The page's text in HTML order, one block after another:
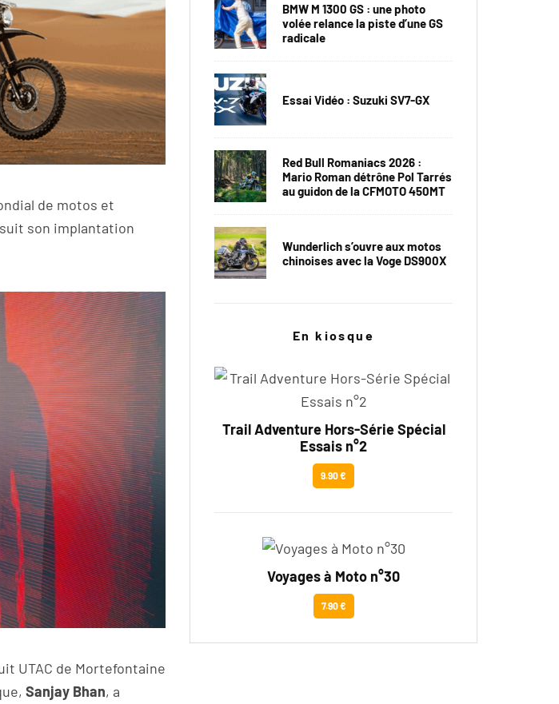
de motos et
son implantation
UTAC de Mortefontaine
Sanjay Bhan, a
BMW M 1300 GS : une photo
volée relance la piste d’une GS
radicale
Essai Vidéo : Suzuki SV7-GX
Red Bull Romaniacs 2026 :
Mario Roman détrône Pol Tarrés
au guidon de la CFMOTO 450MT
Wunderlich s’ouvre aux motos
chinoises avec la Voge DS900X
En kiosque
Trail Adventure Hors-Série Spécial
Essais n°2
9.90 €
Voyages à Moto n°30
7.90 €